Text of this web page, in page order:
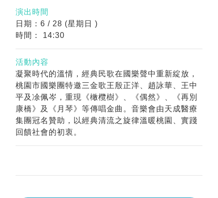
演出時間
日期：6 / 28 (星期日 )
時間： 14:30
活動內容
凝聚時代的溫情，經典民歌在國樂聲中重新綻放，
桃園市國樂團特邀三金歌王殷正洋、趙詠華、王中
平及凃佩岑，重現《橄欖樹》、《偶然》、《再別
康橋》及《月琴》等傳唱金曲。音樂會由天成醫療
集團冠名贊助，以經典清流之旋律溫暖桃園、實踐
回饋社會的初衷。